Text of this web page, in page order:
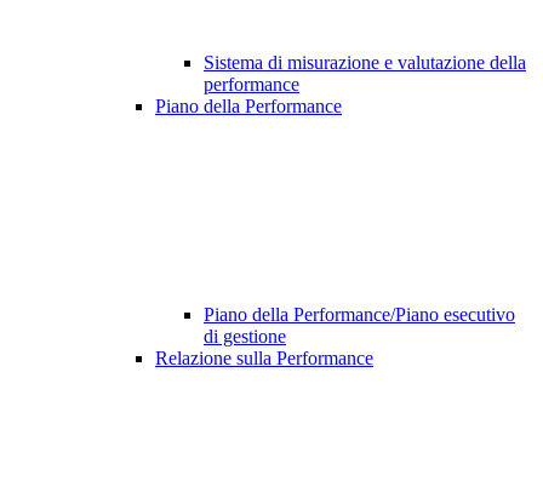
Sistema di misurazione e valutazione della
performance
Piano della Performance
Piano della Performance/Piano esecutivo
di gestione
Relazione sulla Performance